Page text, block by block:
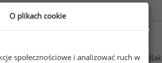
zawartych w formularzu przez Sedlak
O plikach cookie
społecznościowe i analizować ruch w